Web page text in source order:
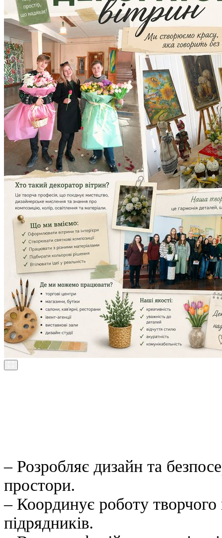
– Розробляє дизайн та
простори.
– Координує роботу творчого
підрядників.